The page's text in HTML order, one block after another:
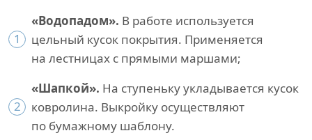
1
«Водопадом». В работе используется
цельный кусок покрытия. Применяется
на лестницах с прямыми маршами;
2
«Шапкой». На ступеньку укладывается кусок
ковролина. Выкройку осуществляют
по бумажному шаблону.